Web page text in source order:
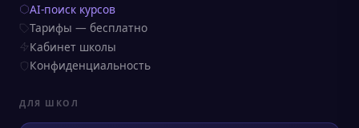
AI-поиск курсов
Тарифы — бесплатно
Кабинет школы
Конфиденциальность
ДЛЯ ШКОЛ